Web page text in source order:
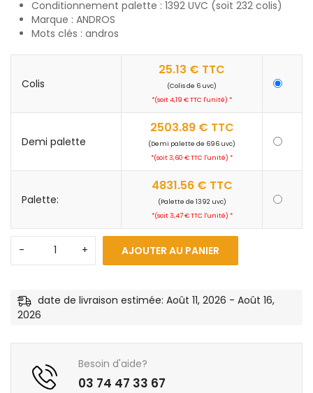
Conditionnement palette : 1392 UVC (soit 232 colis)
Marque : ANDROS
Mots clés : andros
Colis
25.13 € TTC
(Colis de 6 uvc)
*(soit 4,19 € TTC l'unité) *
Demi palette
2503.89 € TTC
(Demi palette de 696 uvc)
*(soit 3,60 € TTC l'unité) *
Palette:
4831.56 € TTC
(Palette de 1392 uvc)
*(soit 3,47 € TTC l'unité) *
AJOUTER AU PANIER
date de livraison estimée: Août 11, 2026 - Août 16,
2026
Besoin d'aide?
03 74 47 33 67